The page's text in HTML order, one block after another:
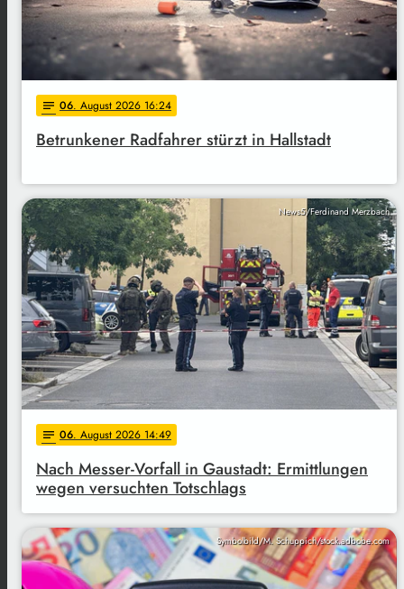
notes 06. August 2026 16:24
Betrunkener Radfahrer stürzt in Hallstadt
News5/Ferdinand Merzbach
notes 06. August 2026 14:49
Nach Messer-Vorfall in Gaustadt: Ermittlungen
wegen versuchten Totschlags
Symbolbild/M. Schuppich/stock.adbobe.com